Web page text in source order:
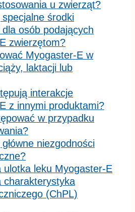
u zwierząt?
środki
osób podających
zwierzętom?
Myogaster-E w
laktacji lub
interakcje
z innymi produktami?
w przypadku
niezgodności
ulotka leku Myogaster-E
charakterystyka
(ChPL)